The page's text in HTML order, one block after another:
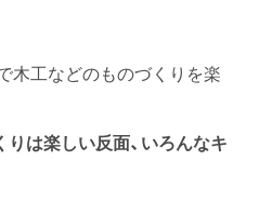
木工などのものづくりを楽
りは楽しい反面、いろんなキ